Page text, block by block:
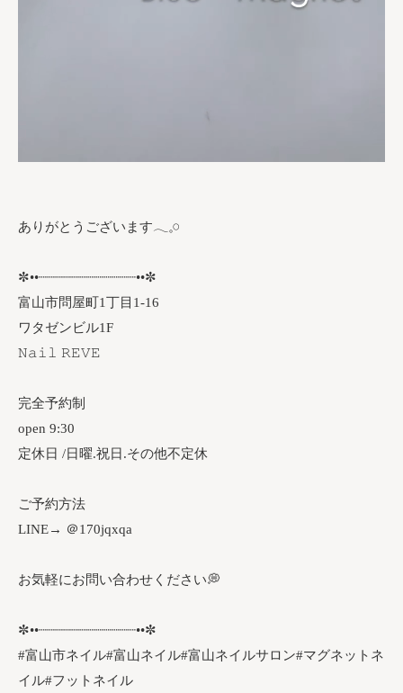
ありがとうございます𓂃𓈒𓏸︎︎︎︎
✼••┈┈┈┈┈┈┈┈┈┈┈┈••✼
富山市問屋町1丁目1-16
ワタゼンビル1F
𝙽𝚊𝚒𝚕 𝚁𝙴𝚅𝙴
完全予約制
open 9:30
定休日 /日曜.祝日.その他不定休
ご予約方法
LINE→ ＠170jqxqa
お気軽にお問い合わせください💭
✼••┈┈┈┈┈┈┈┈┈┈┈┈••✼
#富山市ネイル#富山ネイル#富山ネイルサロン#マグネットネ
イル#フットネイル